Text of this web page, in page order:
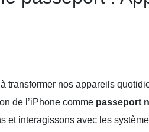
transformer nos appareils
de l’iPhone comme passeport
et interagissons avec les